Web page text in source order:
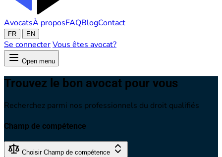
AvocatsÀ proposFAQBlogContact
FR EN
Se connecterVous êtes avocat?
Open menu
Trouvez le bon avocat pour vous
Recherchez parmi nos professionnels du droit qualifiés
Champ de compétence
Choisir Champ de compétence